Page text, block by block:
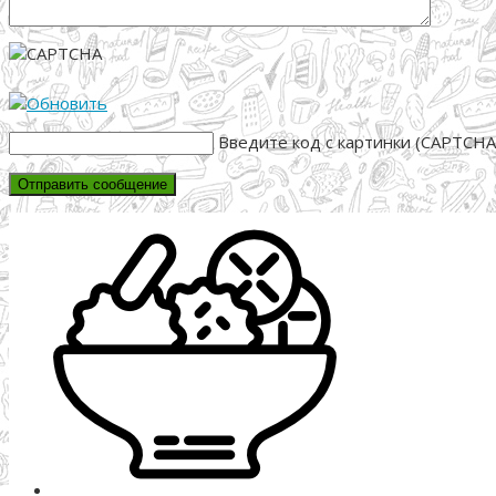
Введите код с картинки